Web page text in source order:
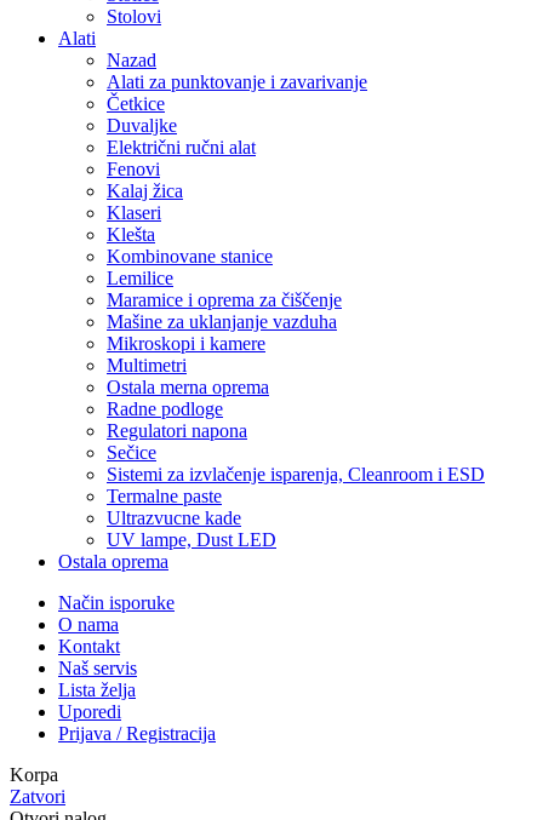
Stolovi
Alati
Nazad
Alati za punktovanje i zavarivanje
Četkice
Duvaljke
Električni ručni alat
Fenovi
Kalaj žica
Klaseri
Klešta
Kombinovane stanice
Lemilice
Maramice i oprema za čiščenje
Mašine za uklanjanje vazduha
Mikroskopi i kamere
Multimetri
Ostala merna oprema
Radne podloge
Regulatori napona
Sečice
Sistemi za izvlačenje isparenja, Cleanroom i ESD
Termalne paste
Ultrazvucne kade
UV lampe, Dust LED
Ostala oprema
Način isporuke
O nama
Kontakt
Naš servis
Lista želja
Uporedi
Prijava / Registracija
Korpa
Zatvori